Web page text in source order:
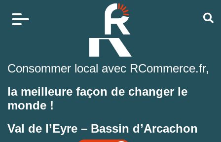
Consommer local avec RCommerce.fr,
la meilleure façon de changer le
monde !
Val de l’Eyre – Bassin d’Arcachon